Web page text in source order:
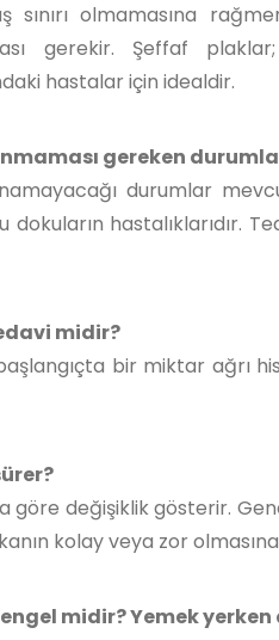
olmamasına
gerekir. Şeffaf
hastalar için idealdir.
gereken
durumlar
dokuların hastalıklarıdır.
midir?
bir miktar ağrı
göre değişiklik gösterir.
kolay veya zor
midir? Yemek yerken